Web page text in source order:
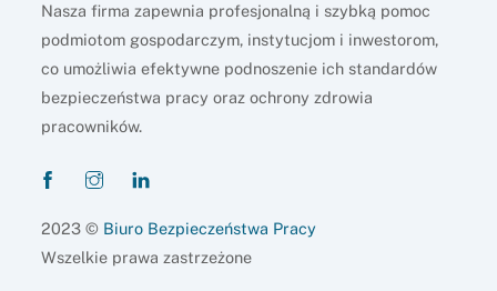
Nasza firma zapewnia profesjonalną i szybką pomoc
podmiotom gospodarczym, instytucjom i inwestorom,
co umożliwia efektywne podnoszenie ich standardów
bezpieczeństwa pracy oraz ochrony zdrowia
pracowników.
2023 © Biuro Bezpieczeństwa Pracy
Wszelkie prawa zastrzeżone